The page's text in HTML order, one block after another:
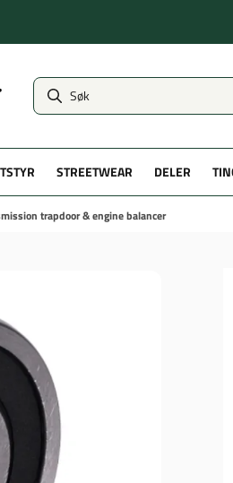
STREETWEAR DELER
trapdoor & engine balancer